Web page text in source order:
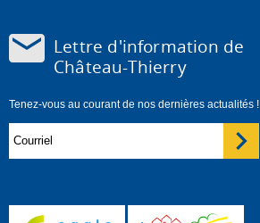
Lettre d'information de
Château-Thierry
Tenez-vous au courant de nos dernières actualités !